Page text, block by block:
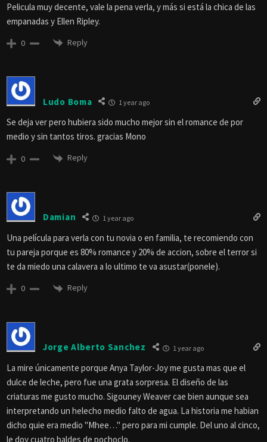
Pelicula muy decente, vale la pena verla, y más si está la chica de las
empanadas y Ellen Ripley.
0 Reply
Ludo Boma 1 year ago
Se deja ver pero hubiera sido mucho mejor sin el romance de por
medio y sin tantos tiros. gracias Mono
0 Reply
Damian 1 year ago
Una película para verla con tu novia o en familia, te recomiendo con
tu pareja porque es 80% romance y 20% de accion, sobre el terror si
te da miedo una calavera a lo ultimo te va asustar(ponele).
0 Reply
Jorge Alberto Sanchez 1 year ago
La mire únicamente porque Anya Taylor-Joy me gusta mas que el
dulce de leche, pero fue una grata sorpresa. El diseño de las
criaturas me gusto mucho. Sigouney Weaver cae bien aunque sea
interpretando un helecho medio falto de agua. La historia me habian
dicho quie era medio "Mhee…" pero para mi cumple. Del uno al cinco,
le doy cuatro baldes de pochoclo.